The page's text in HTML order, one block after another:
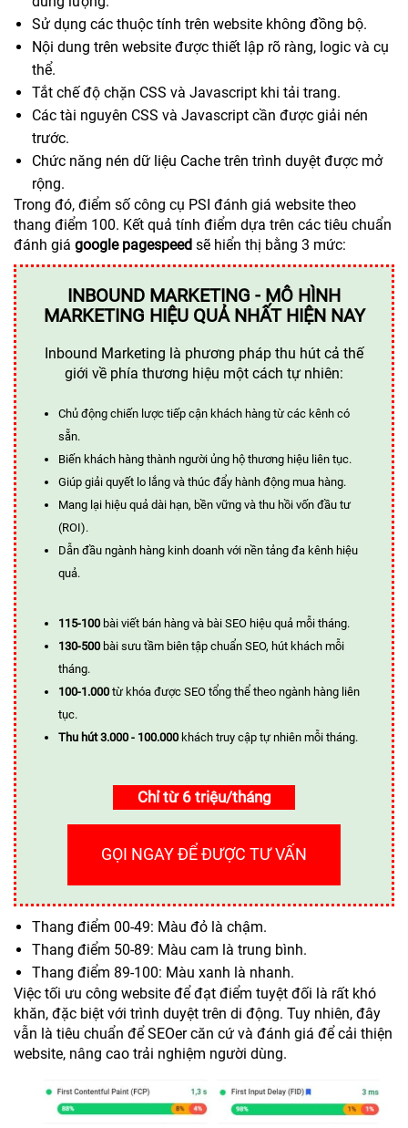
Sử dụng các thuộc tính trên website không đồng bộ.
Nội dung trên website được thiết lập rõ ràng, logic và cụ
thể.
Tắt chế độ chặn CSS và Javascript khi tải trang.
Các tài nguyên CSS và Javascript cần được giải nén
trước.
Chức năng nén dữ liệu Cache trên trình duyệt được mở
rộng.
Trong đó, điểm số công cụ PSI đánh giá website theo
thang điểm 100. Kết quả tính điểm dựa trên các tiêu chuẩn
đánh giá google pagespeed sẽ hiển thị bằng 3 mức:
INBOUND MARKETING - MÔ HÌNH
MARKETING HIỆU QUẢ NHẤT HIỆN NAY
Inbound Marketing là phương pháp thu hút cả thế
giới về phía thương hiệu một cách tự nhiên:
Chủ động chiến lược tiếp cận khách hàng từ các kênh có
sẵn.
Biến khách hàng thành người ủng hộ thương hiệu liên tục.
Giúp giải quyết lo lắng và thúc đẩy hành động mua hàng.
Mang lại hiệu quả dài hạn, bền vững và thu hồi vốn đầu tư
(ROI).
Dẫn đầu ngành hàng kinh doanh với nền tảng đa kênh hiệu
quả.
115-100 bài viết bán hàng và bài SEO hiệu quả mỗi tháng.
130-500 bài sưu tầm biên tập chuẩn SEO, hút khách mỗi
tháng.
100-1.000 từ khóa được SEO tổng thể theo ngành hàng liên
tục.
Thu hút 3.000 - 100.000 khách truy cập tự nhiên mỗi tháng.
Chỉ từ 6 triệu/tháng
GỌI NGAY ĐỂ ĐƯỢC TƯ VẤN
Thang điểm 00-49: Màu đỏ là chậm.
Thang điểm 50-89: Màu cam là trung bình.
Thang điểm 89-100: Màu xanh là nhanh.
Việc tối ưu công website để đạt điểm tuyệt đối là rất khó
khăn, đặc biệt với trình duyệt trên di động. Tuy nhiên, đây
vẫn là tiêu chuẩn để SEOer căn cứ và đánh giá để cải thiện
website, nâng cao trải nghiệm người dùng.